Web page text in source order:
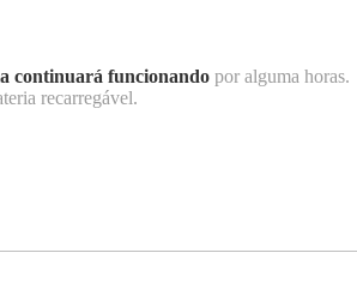
continuará funcionando por alguma horas.
recarregável.